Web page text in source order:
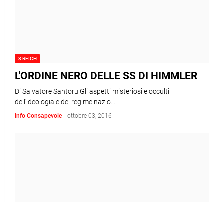
3 REICH
L'ORDINE NERO DELLE SS DI HIMMLER
Di Salvatore Santoru Gli aspetti misteriosi e occulti
dell'ideologia e del regime nazio…
Info Consapevole - ottobre 03, 2016